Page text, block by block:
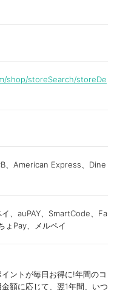
shop/storeSearch/storeDe
、American Express、Dine
、auPAY、SmartCode、Fa
ょPay、メルペイ
ントが毎日お得に!年間のコ
額に応じて、翌1年間、いつ